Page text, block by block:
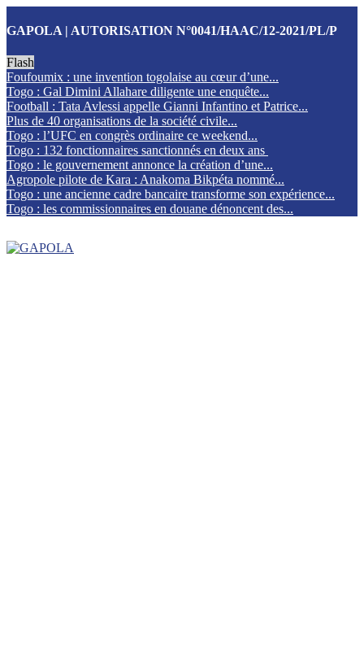
GAPOLA | AUTORISATION N°0041/HAAC/12-2021/PL/P
Flash
Foufoumix : une invention togolaise au cœur d’une...
Togo : Gal Dimini Allahare diligente une enquête...
Football : Tata Avlessi appelle Gianni Infantino et Patrice...
Plus de 40 organisations de la société civile...
Togo : l’UFC en congrès ordinaire ce weekend...
Togo : 132 fonctionnaires sanctionnés en deux ans
Togo : le gouvernement annonce la création d’une...
Agropole pilote de Kara : Anakoma Bikpéta nommé...
Togo : une ancienne cadre bancaire transforme son expérience...
Togo : les commissionnaires en douane dénoncent des...